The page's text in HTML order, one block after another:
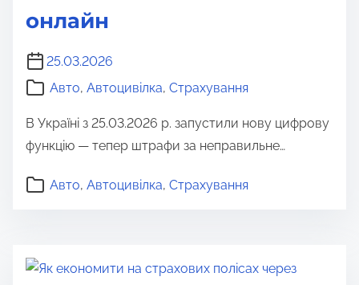
онлайн
25.03.2026
Авто, Автоцивілка, Страхування
В Україні з 25.03.2026 р. запустили нову цифрову
функцію — тепер штрафи за неправильне…
Авто, Автоцивілка, Страхування